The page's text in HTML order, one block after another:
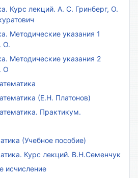
Курс лекций. А. С. Гринберг, О.
Методические указания 1
О.
Методические указания 2
О
(Е.Н. Платонов)
Практикум.
(Учебное пособие)
Курс лекций. В.Н.Семенчук
исчисление